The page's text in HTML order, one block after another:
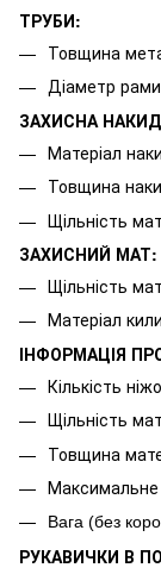
ТРУБИ:
Товщина
Діаметр
ЗАХИСНА
Матеріал
Товщина
Щільність
ЗАХИСНИЙ МАТ:
Щільність
Матеріал
ІНФОРМАЦІЯ
Кількість
Щільність
Товщина
Максимальне
Вага (без
РУКАВИЧКИ В